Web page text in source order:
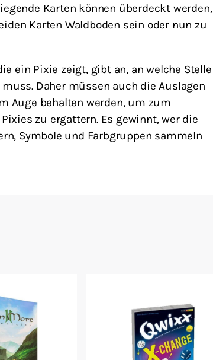
Karten können überdeckt werden,
Karten Waldboden sein oder nun zu
ein Pixie zeigt, gibt an, an welche Stelle
Daher müssen auch die Auslagen
Auge behalten werden, um zum
zu ergattern. Es gewinnt, wer die
Symbole und Farbgruppen sammeln